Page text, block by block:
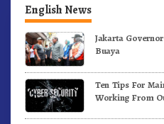
English News
Jakarta
Buaya
Ten Tips For
Working From